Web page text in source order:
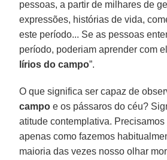
pessoas, a partir de milhares de
expressões, histórias de vida,
este período... Se as pessoas
período, poderiam aprender com
lírios do campo”.
O que significa ser capaz de
campo e os pássaros do céu?
atitude contemplativa. Precisamos
apenas como fazemos
maioria das vezes nosso olhar